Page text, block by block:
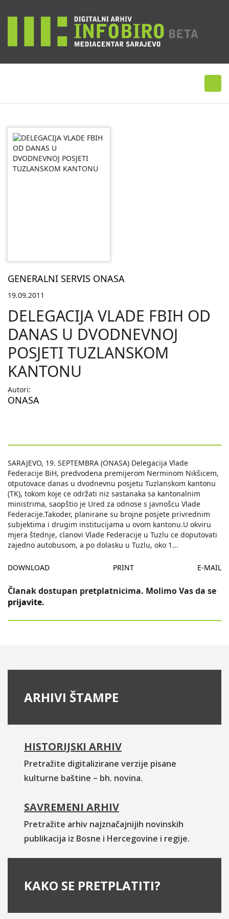
GENERALNI SERVIS ONASA
19.09.2011
DELEGACIJA VLADE FBIH OD
DANAS U DVODNEVNOJ
POSJETI TUZLANSKOM
KANTONU
Autori:
ONASA
SARAJEVO, 19. SEPTEMBRA (ONASA) Delegacija Vlade
Federacije BiH, predvodena premijerom Nerminom Nikšicem,
otputovace danas u dvodnevnu posjetu Tuzlanskom kantonu
(TK), tokom koje ce održati niz sastanaka sa kantonalnim
ministrima, saopštio je Ured za odnose s javnošcu Vlade
Federacije.Takoder, planirane su brojne posjete privrednim
subjektima i drugim institucijama u ovom kantonu.U okviru
mjera štednje, clanovi Vlade Federacije u Tuzlu ce doputovati
zajedno autobusom, a po dolasku u Tuzlu, oko 1 ...
DOWNLOAD PRINT E-MAIL
Članak dostupan pretplatnicima. Molimo Vas da se
prijavite.
ARHIVI ŠTAMPE
HISTORIJSKI ARHIV
Pretražite digitalizirane verzije pisane
kulturne baštine – bh. novina.
SAVREMENI ARHIV
Pretražite arhiv najznačajnijih novinskih
publikacija iz Bosne i Hercegovine i regije.
KAKO SE PRETPLATITI?